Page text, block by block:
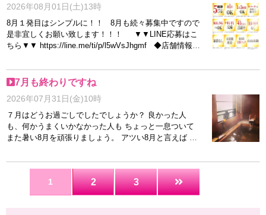
ため、 気になるお店に直接お問い合わせいただくのが
一番確実です✨ ちなみに当店では、 清潔感があり女性
らしい雰囲気の ・ワンピース ・スカートスタイル が特
にお客様から好評です😊 無理に派手にする必要はな
働き方は完全自由 ・まずは体験からでもOK 少しでも気
になった方は、 お気軽にご相談ください😊
2026年08月01日(土)13時
8月１発目はシンプルに！！ 8月も続々募集中ですので
是非宜しくお願い致します！！！ ▼▼LINE応募はこ
ちら▼▼ https://line.me/ti/p/l5wVsJhgmf ◆店舗情報
◆HP：https://www.hips-toride.com/top.html ◆LINE：
toridehips
7月も終わりですね
2026年07月31日(金)10時
７月はどうお過ごしでしたでしょうか？ 良かった人
も、何かうまくいかなかった人も ちょっと一息ついて
また暑い8月を頑張りましょう。 アツい8月と言えば 当
でもないことになっております！！ お客様はお得
に！！！ 女性にはたくさんのお仕事が入るよう
ら準備を進めていまーす！！ お力添え頂けるならば是
1 2 3